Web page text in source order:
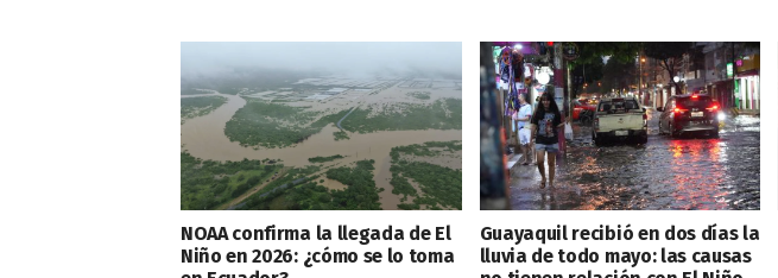
NOAA confirma la llegada de El
Niño en 2026: ¿cómo se lo toma
Guayaquil recibió en dos días la
lluvia de todo mayo: las causas